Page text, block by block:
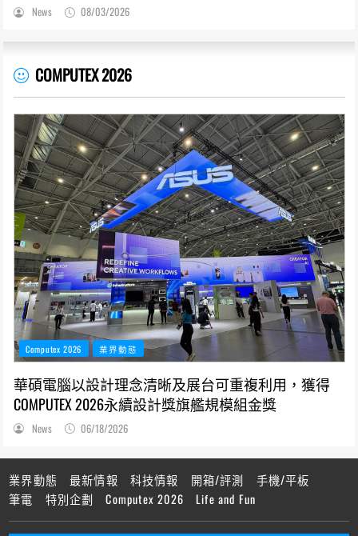
News 08/03/2026
COMPUTEX 2026
Computex 2026 業界動態
華碩電腦以設計理念清晰及展台可重複利用，獲得
COMPUTEX 2026永續設計獎旗艦規模組金獎
News 06/18/2026
業界動態 最新情報 科技情報 開箱/評測
手機/平板
筆電
特別企劃 Computex 2026 Life and Fun